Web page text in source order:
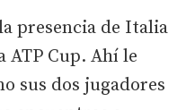
presencia de Italia
ATP Cup. Ahí le
sus dos jugadores